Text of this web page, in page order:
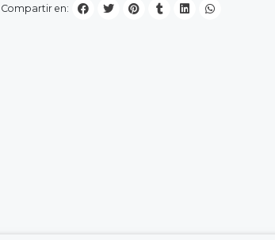
Compartir en: